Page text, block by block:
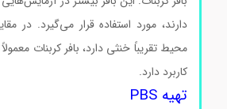
کاربرد دارد.
تهیه PBS